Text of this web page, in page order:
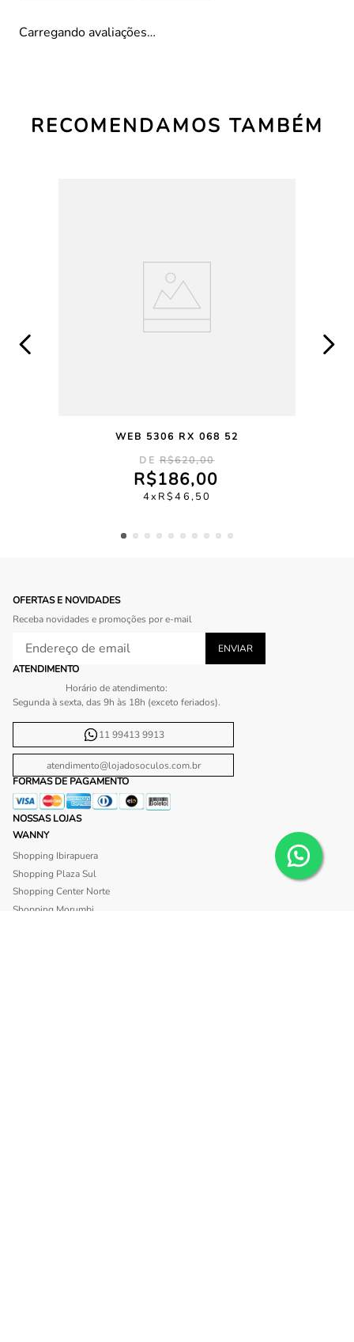
Carregando avaliações…
RECOMENDAMOS TAMBÉM
WEB 5306 RX 068 52
R$620,00
R$186,00
4 R$46,50
OFERTAS E NOVIDADES
Receba novidades e promoções por e-mail
ATENDIMENTO
Horário de atendimento:
Segunda à sexta, das 9h às 18h (exceto feriados).
11 99413 9913
atendimento@lojadosoculos.com.br
FORMAS DE PAGAMENTO
NOSSAS LOJAS
WANNY
Shopping Ibirapuera
Shopping Plaza Sul
Shopping Center Norte
Shopping Morumbi